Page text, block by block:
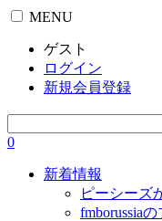
MENU
ゲスト
ログイン
新規会員登録
0
新着情報
ピーシーズ
fmborussia